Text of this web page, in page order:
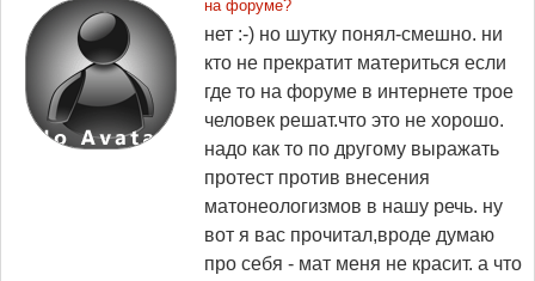
на форуме?
нет :-) но шутку понял-смешно. ни
кто не прекратит материться если
где то на форуме в интернете трое
человек решат.что это не хорошо.
надо как то по другому выражать
протест против внесения
матонеологизмов в нашу речь. ну
вот я вас прочитал,вроде думаю
про себя - мат меня не красит. а что